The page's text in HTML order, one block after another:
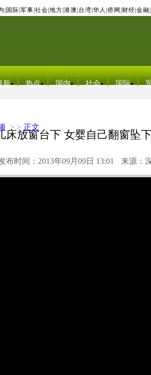
国际 军事 社会 地方 港澳 台湾 华人 侨网 财经 金融
新 热点 国内 社会 国际
> > 正文
床放窗台下 女婴自己翻窗坠
布时间：2013年09月09日 13:01 来源：